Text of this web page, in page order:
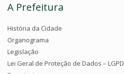
A Prefeitura
História da Cidade
Organograma
Legislação
Lei Geral de Proteção de Dados – LGPD